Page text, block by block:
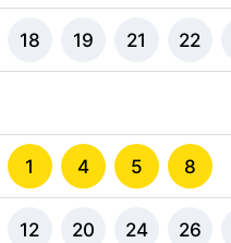
18 19 21 22
1 4 5 8
12 20 24 26